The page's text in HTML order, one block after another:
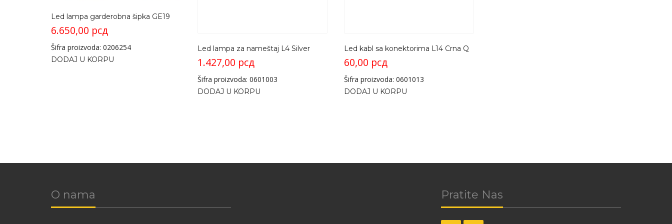
Led lampa garderobna šipka GE19
6.650,00 рсд
Šifra proizvoda: 0206254
DODAJ U KORPU
Led lampa za nameštaj L4 Silver
1.427,00 рсд
Šifra proizvoda: 0601003
DODAJ U KORPU
Led kabl sa konektorima L14 Crna Q
60,00 рсд
Šifra proizvoda: 0601013
DODAJ U KORPU
O nama Pratite Nas